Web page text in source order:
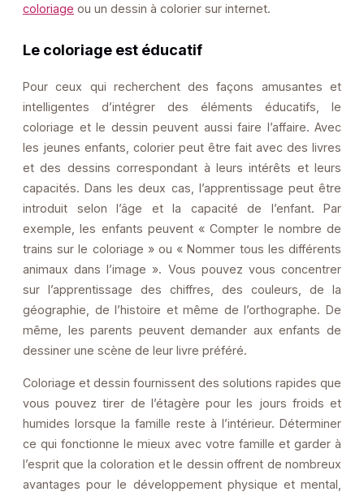
coloriage ou un dessin à colorier sur internet.
Le coloriage est éducatif
Pour ceux qui recherchent des façons amusantes et
intelligentes d’intégrer des éléments éducatifs, le
coloriage et le dessin peuvent aussi faire l’affaire. Avec
les jeunes enfants, colorier peut être fait avec des livres
et des dessins correspondant à leurs intérêts et leurs
capacités. Dans les deux cas, l’apprentissage peut être
introduit selon l’âge et la capacité de l’enfant. Par
exemple, les enfants peuvent « Compter le nombre de
trains sur le coloriage » ou « Nommer tous les différents
animaux dans l’image ». Vous pouvez vous concentrer
sur l’apprentissage des chiffres, des couleurs, de la
géographie, de l’histoire et même de l’orthographe. De
même, les parents peuvent demander aux enfants de
dessiner une scène de leur livre préféré.
Coloriage et dessin fournissent des solutions rapides que
vous pouvez tirer de l’étagère pour les jours froids et
humides lorsque la famille reste à l’intérieur. Déterminer
ce qui fonctionne le mieux avec votre famille et garder à
l’esprit que la coloration et le dessin offrent de nombreux
avantages pour le développement physique et mental,